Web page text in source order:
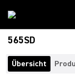
565SD
Übersicht